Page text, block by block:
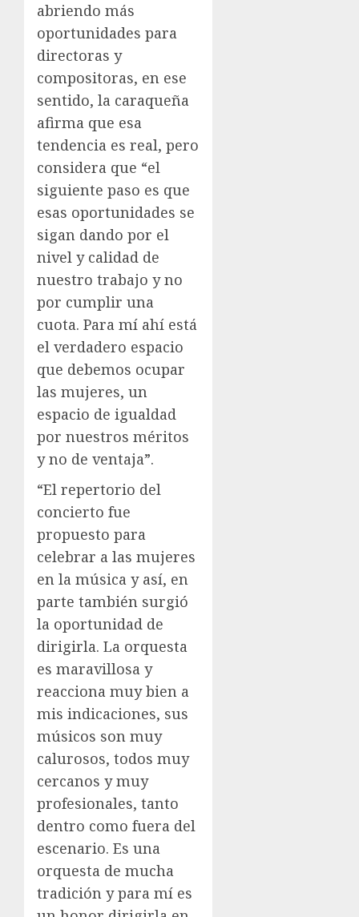
abriendo más
oportunidades para
directoras y
compositoras, en ese
sentido, la caraqueña
afirma que esa
tendencia es real, pero
considera que “el
siguiente paso es que
esas oportunidades se
sigan dando por el
nivel y calidad de
nuestro trabajo y no
por cumplir una
cuota. Para mí ahí está
el verdadero espacio
que debemos ocupar
las mujeres, un
espacio de igualdad
por nuestros méritos
y no de ventaja”.
“El repertorio del
concierto fue
propuesto para
celebrar a las mujeres
en la música y así, en
parte también surgió
la oportunidad de
dirigirla. La orquesta
es maravillosa y
reacciona muy bien a
mis indicaciones, sus
músicos son muy
calurosos, todos muy
cercanos y muy
profesionales, tanto
dentro como fuera del
escenario. Es una
orquesta de mucha
tradición y para mí es